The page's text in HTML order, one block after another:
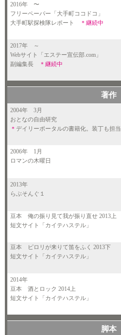
2016年
〜
フリーペーパー「大手町ココドコ」
大手町駅探検隊レポート
＊継続中
2017年
～
Webサイト「エステー宣伝部.com」
副編集長
＊継続中
著作
2004年
3月
おとなの自由研究
＊ デイリーポータルの書籍化。装丁も担当
2006年
1月
ロマンの木曜日
2013年
らぶそんぐ１
豆本 俺の振り見て我が振り直せ 2013上
短文サイト「カイテハステル」
豆本 ピロリが来りて笛をふく 2013下
短文サイト「カイテハステル」
2014年
豆本 酒とロック 2014上
短文サイト「カイテハステル」
脚本